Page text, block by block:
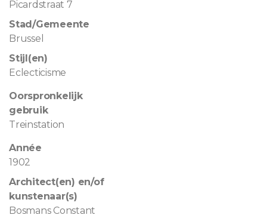
Picardstraat 7
Stad/Gemeente
Brussel
Stijl(en)
Eclecticisme
Oorspronkelijk
gebruik
Treinstation
Année
1902
Architect(en) en/of
kunstenaar(s)
Bosmans Constant